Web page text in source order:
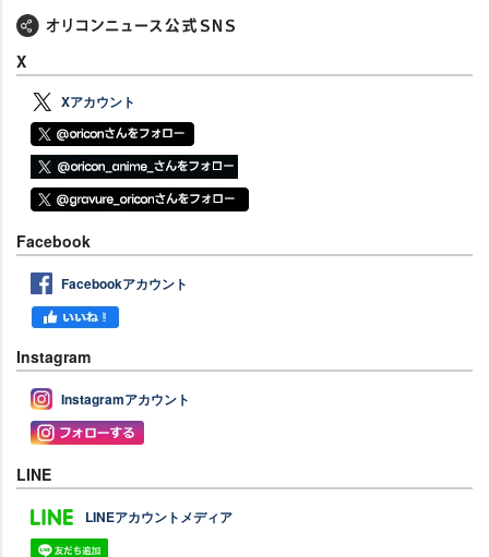
X
Xアカウント
Facebook
Facebookアカウント
Instagram
Instagramアカウント
LINE
LINEアカウントメディア